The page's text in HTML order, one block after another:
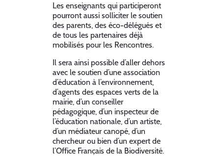
Les enseignants qui participeront
pourront aussi solliciter le soutien
des parents, des éco-délégués et
de tous les partenaires déjà
mobilisés pour les Rencontres.
Il sera ainsi possible d’aller dehors
avec le soutien d’une association
d’éducation à l’environnement,
d’agents des espaces verts de la
mairie, d’un conseiller
pédagogique, d’un inspecteur de
l’éducation nationale, d’un artiste,
d’un médiateur canopé, d’un
chercheur ou bien d’un expert de
l’Office Français de la Biodiversité.